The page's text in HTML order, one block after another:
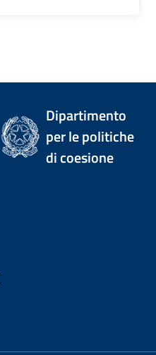
Dipartimento
per le politiche
di coesione